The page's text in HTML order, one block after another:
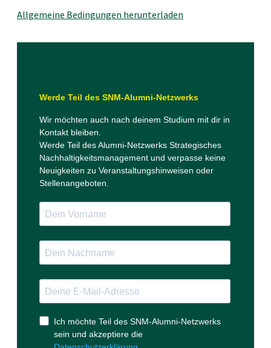
Allgemeine Bedingungen herunterladen